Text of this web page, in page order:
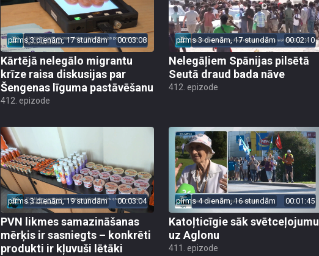
pirms 3 dienām, 17 stundām 00:03:08
Kārtējā nelegālo migrantu
krīze raisa diskusijas par
Šengenas līguma pastāvēšanu
412. epizode
pirms 3 dienām, 17 stundām 00:02:10
Nelegāļiem Spānijas pilsētā
Seutā draud bada nāve
412. epizode
pirms 3 dienām, 19 stundām 00:03:04
PVN likmes samazināšanas
mērķis ir sasniegts – konkrēti
produkti ir kļuvuši lētāki
pirms 4 dienām, 16 stundām 00:01:45
Katoļticīgie sāk svētceļojumu
uz Aglonu
411. epizode